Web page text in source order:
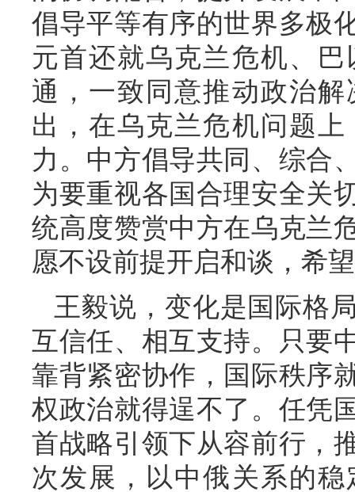
倡导平等有序的世界多极
元首还就乌克兰危机、
通，一致同意推动政治
出，在乌克兰危机问题
力。中方倡导共同、综合
为要重视各国合理安全关
统高度赞赏中方在乌克兰
愿不设前提开启和谈，希
王毅说，变化是国际格
互信任、相互支持。只要
靠背紧密协作，国际秩序
权政治就得逞不了。任凭
首战略引领下从容前行，
次发展，以中俄关系的